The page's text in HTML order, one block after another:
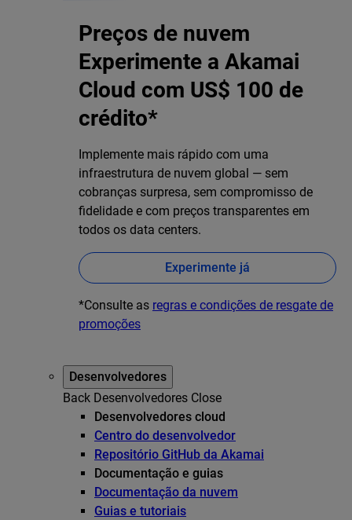
Preços de nuvem
Experimente a Akamai
Cloud com US$ 100 de
crédito*
Implemente mais rápido com uma
infraestrutura de nuvem global — sem
cobranças surpresa, sem compromisso de
fidelidade e com preços transparentes em
todos os data centers.
Experimente já
*Consulte as regras e condições de resgate de
promoções
Desenvolvedores
Back Desenvolvedores Close
Desenvolvedores cloud
Centro do desenvolvedor
Repositório GitHub da Akamai
Documentação e guias
Documentação da nuvem
Guias e tutoriais